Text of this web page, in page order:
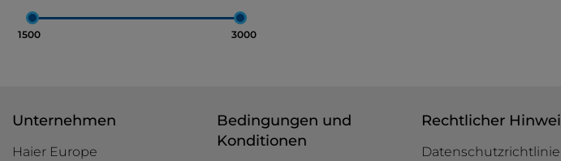
1500 3000
Unternehmen
Haier Europe
Bedingungen und
Konditionen
Rechtlicher
Datenschutzrichtlinie